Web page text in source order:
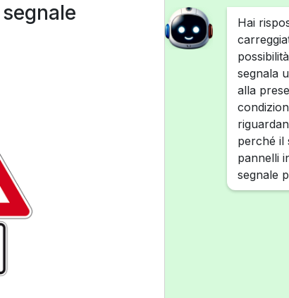
Hai
segnala
alla
perché il
pannelli
segnale